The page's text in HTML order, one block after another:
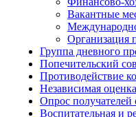
Вакантные
Организация
Группа дневного
Попечительский
Противодействие
Независимая
Опрос получателей
Воспитательная и